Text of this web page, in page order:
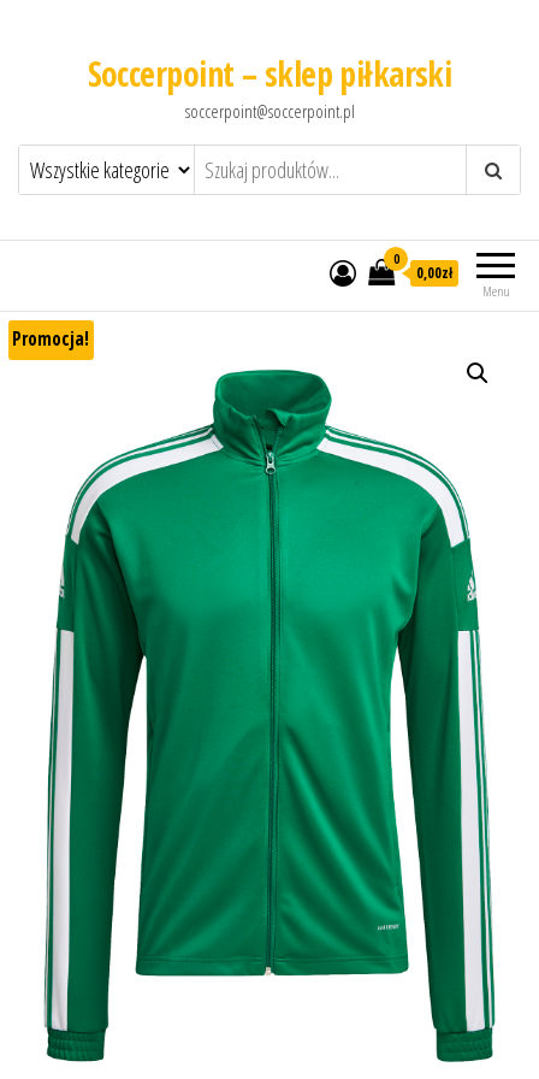
Soccerpoint – sklep piłkarski
soccerpoint@soccerpoint.pl
Menu
0
0,00zł
Promocja!